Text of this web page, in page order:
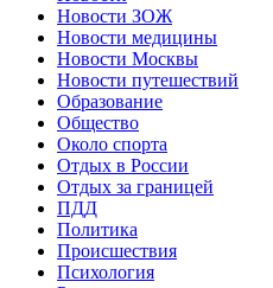
Новости ЗОЖ
Новости медицины
Новости Москвы
Новости путешествий
Образование
Общество
Около спорта
Отдых в России
Отдых за границей
ПДД
Политика
Происшествия
Психология